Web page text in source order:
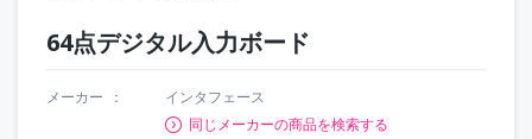
64点デジタル入力ボード
メーカー
インタフェース
同じメーカーの商品を検索する